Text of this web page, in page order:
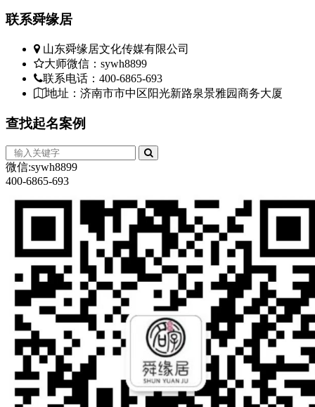
联系舜缘居
山东舜缘居文化传媒有限公司
大师微信：sywh8899
联系电话：400-6865-693
地址：济南市市中区阳光新路泉景雅园商务大厦
查找起名案例
微信:sywh8899
400-6865-693